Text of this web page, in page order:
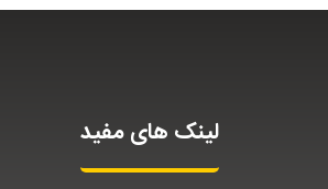
لینک های مفید